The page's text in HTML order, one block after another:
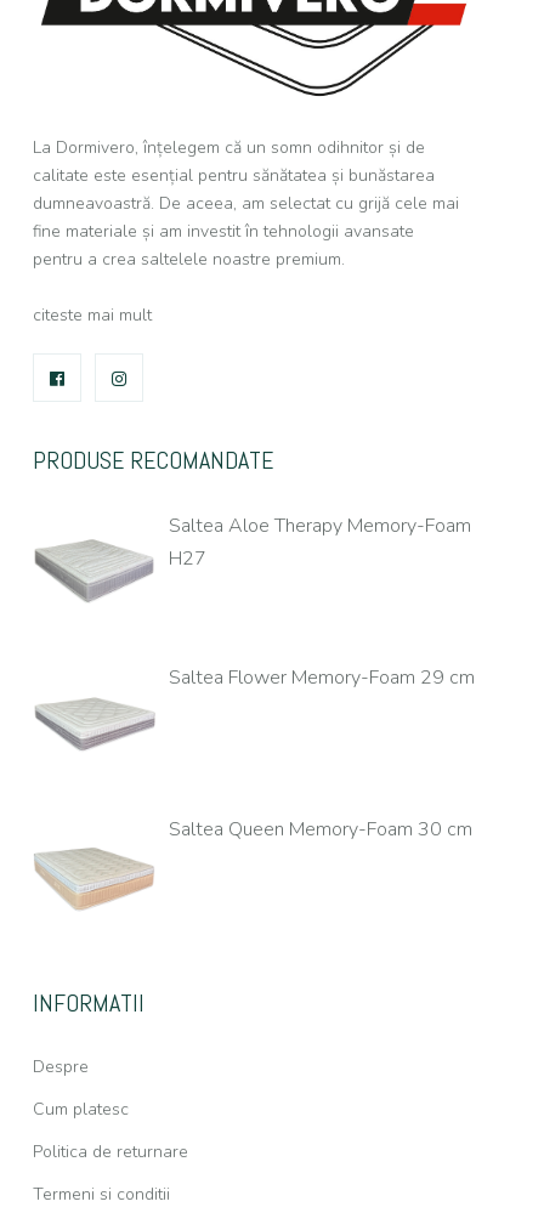
La Dormivero, înțelegem că un somn odihnitor și de
calitate este esențial pentru sănătatea și bunăstarea
dumneavoastră. De aceea, am selectat cu grijă cele mai
fine materiale și am investit în tehnologii avansate
pentru a crea saltelele noastre premium.
citeste mai mult
FACEBOOK
PRODUSE RECOMANDATE
Saltea Aloe Therapy Memory-Foam
H27
Saltea Flower Memory-Foam 29 cm
Saltea Queen Memory-Foam 30 cm
INFORMATII
Despre
Cum platesc
Politica de returnare
Termeni si conditii